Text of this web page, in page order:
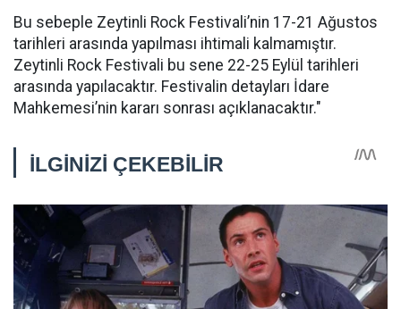
Bu sebeple Zeytinli Rock Festivali’nin 17-21 Ağustos
tarihleri arasında yapılması ihtimali kalmamıştır.
Zeytinli Rock Festivali bu sene 22-25 Eylül tarihleri
arasında yapılacaktır. Festivalin detayları İdare
Mahkemesi’nin kararı sonrası açıklanacaktır."